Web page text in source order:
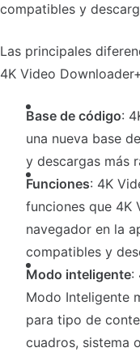
compatibles y
Las principales
4K Video
Base de código:
una nueva base
y descargas más
Funciones: 4K
funciones que 4K
navegador en la
compatibles y
Modo inteligente:
Modo Inteligente
para tipo de
cuadros, sistema